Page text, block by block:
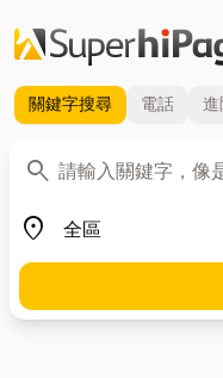
關鍵字搜尋 電話
search
關鍵字
place
地區